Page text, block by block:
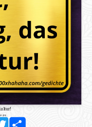
Twitter Share